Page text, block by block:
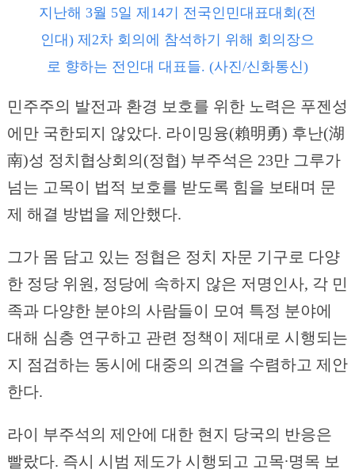
지난해 3월 5일 제14기 전국인민대표대회(전
인대) 제2차 회의에 참석하기 위해 회의장으
로 향하는 전인대 대표들. (사진/신화통신)
민주주의 발전과 환경 보호를 위한 노력은 푸젠성
에만 국한되지 않았다. 라이밍융(賴明勇) 후난(湖
南)성 정치협상회의(정협) 부주석은 23만 그루가
넘는 고목이 법적 보호를 받도록 힘을 보태며 문
제 해결 방법을 제안했다.
그가 몸 담고 있는 정협은 정치 자문 기구로 다양
한 정당 위원, 정당에 속하지 않은 저명인사, 각 민
족과 다양한 분야의 사람들이 모여 특정 분야에
대해 심층 연구하고 관련 정책이 제대로 시행되는
지 점검하는 동시에 대중의 의견을 수렴하고 제안
한다.
라이 부주석의 제안에 대한 현지 당국의 반응은
빨랐다. 즉시 시범 제도가 시행되고 고목∙명목 보